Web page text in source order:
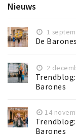
Nieuws
1
De
2
Barones
14
Barones